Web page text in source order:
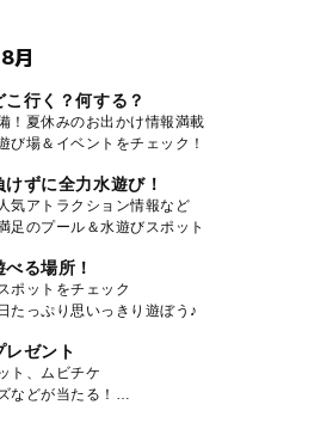
月
こ行く？何する？
！夏休みのお出かけ情報満載
び場＆イベントをチェック！
けずに全力水遊び！
気アトラクション情報など
足のプール＆水遊びスポット
る場所！
ポットをチェック
たっぷり思いっきり遊ぼう♪
レゼント
ト、ムビチケ
などが当たる！